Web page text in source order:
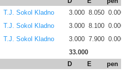
T.J. Sokol Kladno 3.000 8.050 0.000
T.J. Sokol Kladno 3.000 8.100 0.000
T.J. Sokol Kladno 3.000 7.900 0.000
33.000
D E pen